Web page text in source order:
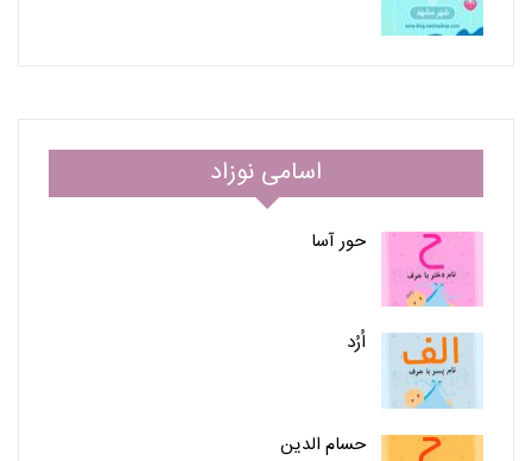
اسامی نوزاد
حور آسا
اُرُد
حسام الدین